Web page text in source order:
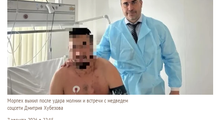
Морпех выжил после удара молнии и встречи с медведем
соцсети Дмитрия Хубезова